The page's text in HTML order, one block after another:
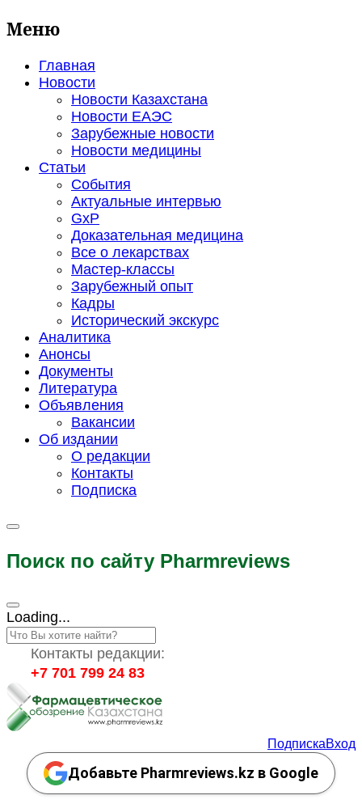
Меню
Главная
Новости
Новости Казахстана
Новости ЕАЭС
Зарубежные новости
Новости медицины
Статьи
События
Актуальные интервью
GxP
Доказательная медицина
Все о лекарствах
Мастер-классы
Зарубежный опыт
Кадры
Исторический экскурс
Аналитика
Анонсы
Документы
Литература
Объявления
Вакансии
Об издании
О редакции
Контакты
Подписка
Поиск по сайту Pharmreviews
Loading...
Контакты редакции:
+7 701 799 24 83
ПодпискаВход
Добавьте Pharmreviews.kz в Google